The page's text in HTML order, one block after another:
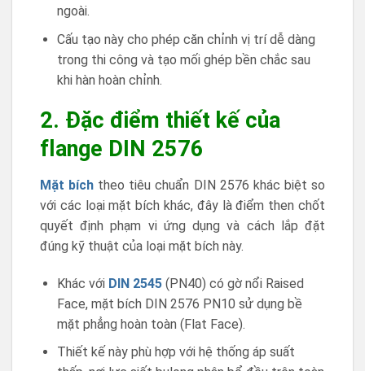
ngoài.
Cấu tạo này cho phép căn chỉnh vị trí dễ dàng
trong thi công và tạo mối ghép bền chắc sau
khi hàn hoàn chỉnh.
2. Đặc điểm thiết kế của
flange DIN 2576
Mặt bích theo tiêu chuẩn DIN 2576 khác biệt so
với các loại mặt bích khác, đây là điểm then chốt
quyết định phạm vi ứng dụng và cách lắp đặt
đúng kỹ thuật của loại mặt bích này.
Khác với DIN 2545(PN40) có gờ nổi Raised
Face, mặt bích DIN 2576 PN10 sử dụng bề
mặt phẳng hoàn toàn (Flat Face).
Thiết kế này phù hợp với hệ thống áp suất